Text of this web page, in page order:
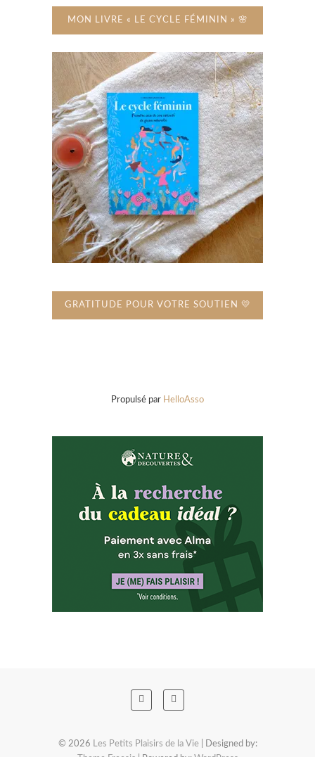
MON LIVRE « LE CYCLE FÉMININ » 🌸
GRATITUDE POUR VOTRE SOUTIEN 💛
Propulsé par HelloAsso
© 2026 Les Petits Plaisirs de la Vie| Designed by: